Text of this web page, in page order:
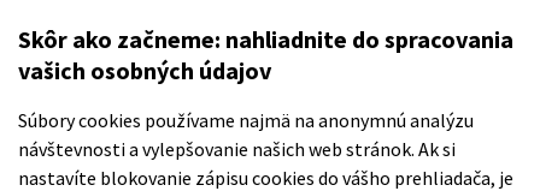
Skôr ako začneme: nahliadnite do spracovania
vašich osobných údajov
Súbory cookies používame najmä na anonymnú analýzu
návštevnosti a vylepšovanie našich web stránok. Ak si
nastavíte blokovanie zápisu cookies do vášho prehliadača, je